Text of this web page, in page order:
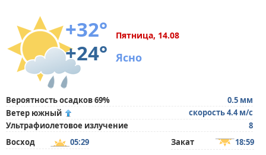
+32°
+24°
Пятница, 14.08
Ясно
Вероятность осадков 69%
0.5 мм
Ветер южный
скорость 4.4 м/с
Ультрафиолетовое излучение
8
Восход
05:29 Закат 18:59